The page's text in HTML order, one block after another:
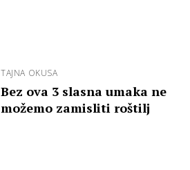
TAJNA OKUSA
Bez ova 3 slasna umaka ne
možemo zamisliti roštilj